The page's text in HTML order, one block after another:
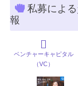
私募によ
報
ベンチャーキャピタル
（VC）